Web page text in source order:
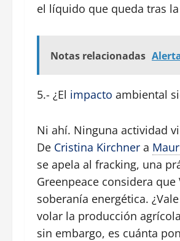
el líquido que queda tras
Notas relacionadas
5.- ¿El impacto ambiental
Ni ahí. Ninguna actividad
De Cristina Kirchner a
se apela al fracking, una
Greenpeace considera
soberanía energética.
volar la producción
sin embargo, es cuánta